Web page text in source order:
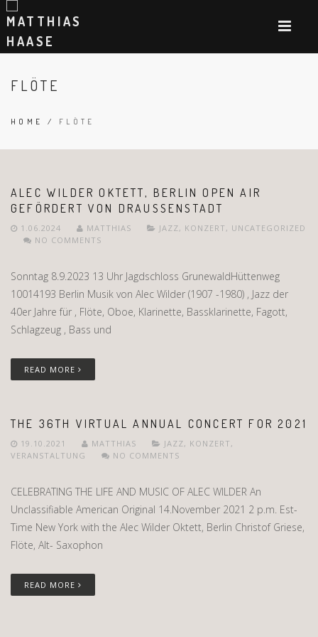
FLÖTE
HOME / FLÖTE
ALEC WILDER OKTETT, BERLIN OPEN AIR
GEFÖRDERT VON DRAUSSENSTADT
1.06.2024 MATTHIAS JAZZ, KONZERT , UNCATEGORIZED
NO COMMENTS
Sonntag 8.9.2023 13 Uhr Jagdschloss GrunewaldHüttenweg
10014193 Berlin Musik von Alec Wilder (1907 -1980) , Jazz der
40er Jahre für , Flöte, Oboe, Klarinette, Bassklarinette, Fagott,
Schlagzeug , Bass und
READ MORE
THE 36TH VIRTUAL ANNUAL CONCERT FOR 2021
19.10.2021 MATTHIAS JAZZ, KONZERT ,
VERANSTALTUNG
NO COMMENTS
CELEBRATING THE LIFE AND MUSIC OF ALEC WILDER An
Unclassifiable American Original 14.November 2021 2 p.m. Est-
Time New York with the Alec Wilder Oktett, Berlin Christof Griese,
Flöte, Alt- Saxophon
READ MORE